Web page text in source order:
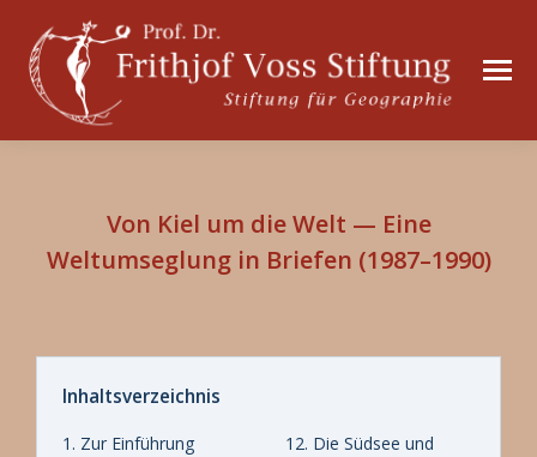
Von Kiel um die Welt — Eine
Weltumseglung in Briefen (1987–1990)
Inhaltsverzeichnis
1. Zur Einführung
12. Die Südsee und